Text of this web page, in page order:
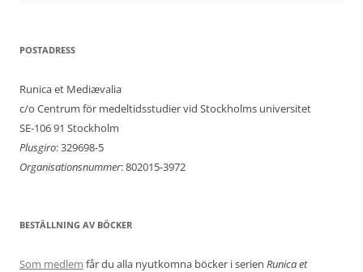
POSTADRESS
Runica et Mediævalia
c/o Centrum för medeltidsstudier vid Stockholms universitet
SE-106 91 Stockholm
Plusgiro: 329698-5
Organisationsnummer: 802015-3972
BESTÄLLNING AV BÖCKER
Som medlem får du alla nyutkomna böcker i serien Runica et